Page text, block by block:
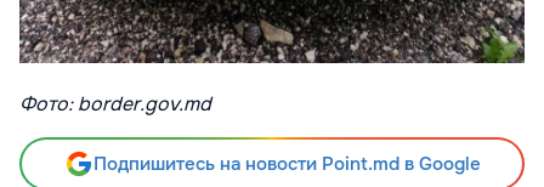
Фото: border.gov.md
Подпишитесь на новости Point.md в Google